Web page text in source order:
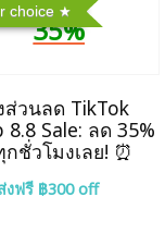
choice
35%
ส่วนลด TikTok
8.8 Sale: ลด 35%
ชั่วโมงเลย! ⏰
งฟรี ฿300 off